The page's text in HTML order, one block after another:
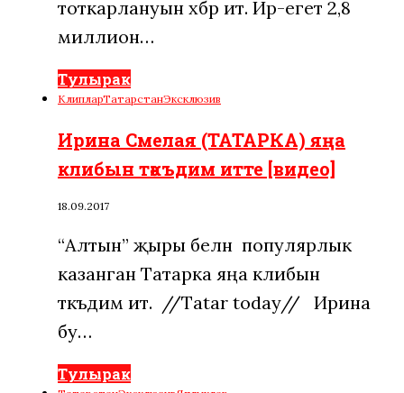
тоткарлануын хәбәр итә. Ир-егет 2,8
миллион…
Тулырак
КлипларТатарстанЭксклюзив
Ирина Смелая (ТАТАРКА) яңа
клибын тәкъдим итте [видео]
18.09.2017
“Алтын” җыры белән популярлык
казанган Татарка яңа клибын
тәкъдим итә. //Tatar today// Ирина
бу…
Тулырак